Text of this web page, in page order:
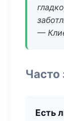
—
Часто
Есть